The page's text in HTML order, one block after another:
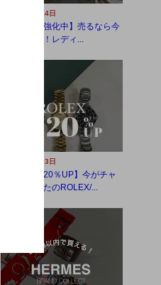
2025年03月14日
【春物買取強化中】売るなら今
がおすすめ！レディ...
2025年03月03日
【買取金額20％UP】今がチャ
ンス！あなたのROLEX/...